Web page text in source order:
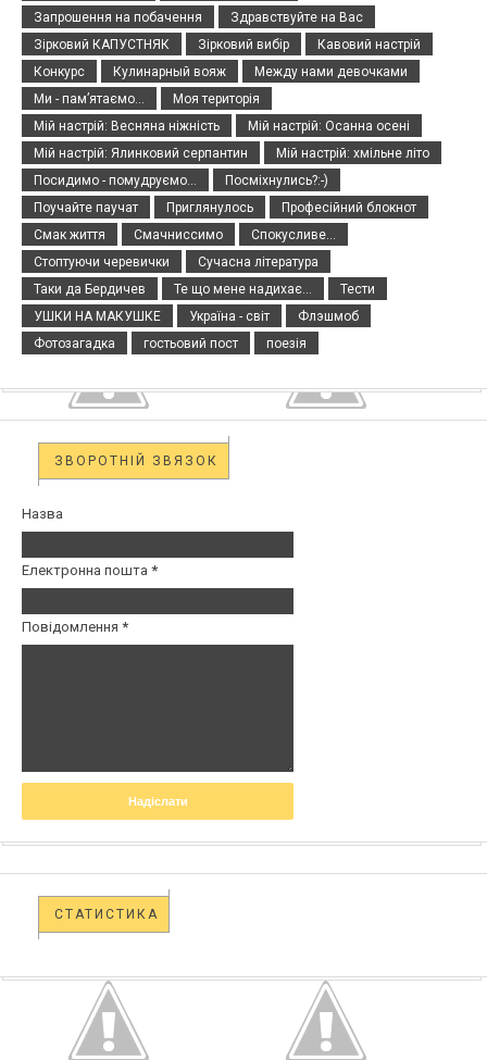
Запрошення на побачення
Здравствуйте на Вас
Зірковий КАПУСТНЯК
Зірковий вибір
Кавовий настрій
Конкурс
Кулинарный вояж
Между нами девочками
Ми - пам’ятаємо...
Моя територія
Мій настрій: Весняна ніжність
Мій настрій: Осанна осені
Мій настрій: Ялинковий серпантин
Мій настрій: хмільне літо
Посидимо - помудруємо...
Посміхнулись?:-)
Поучайте паучат
Приглянулось
Професійний блокнот
Смак життя
Смачниссимо
Спокусливе...
Стоптуючи черевички
Сучасна література
Таки да Бердичев
Те що мене надихає...
Тести
УШКИ НА МАКУШКЕ
Україна - світ
Флэшмоб
Фотозагадка
гостьовий пост поезія
ЗВОРОТНІЙ ЗВЯЗОК
Назва
Електронна пошта *
Повідомлення *
СТАТИСТИКА